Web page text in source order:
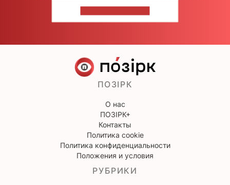
ПОЗІРК
О нас
ПОЗІРК+
Контакты
Политика cookie
Политика конфиденциальности
Положения и условия
РУБРИКИ